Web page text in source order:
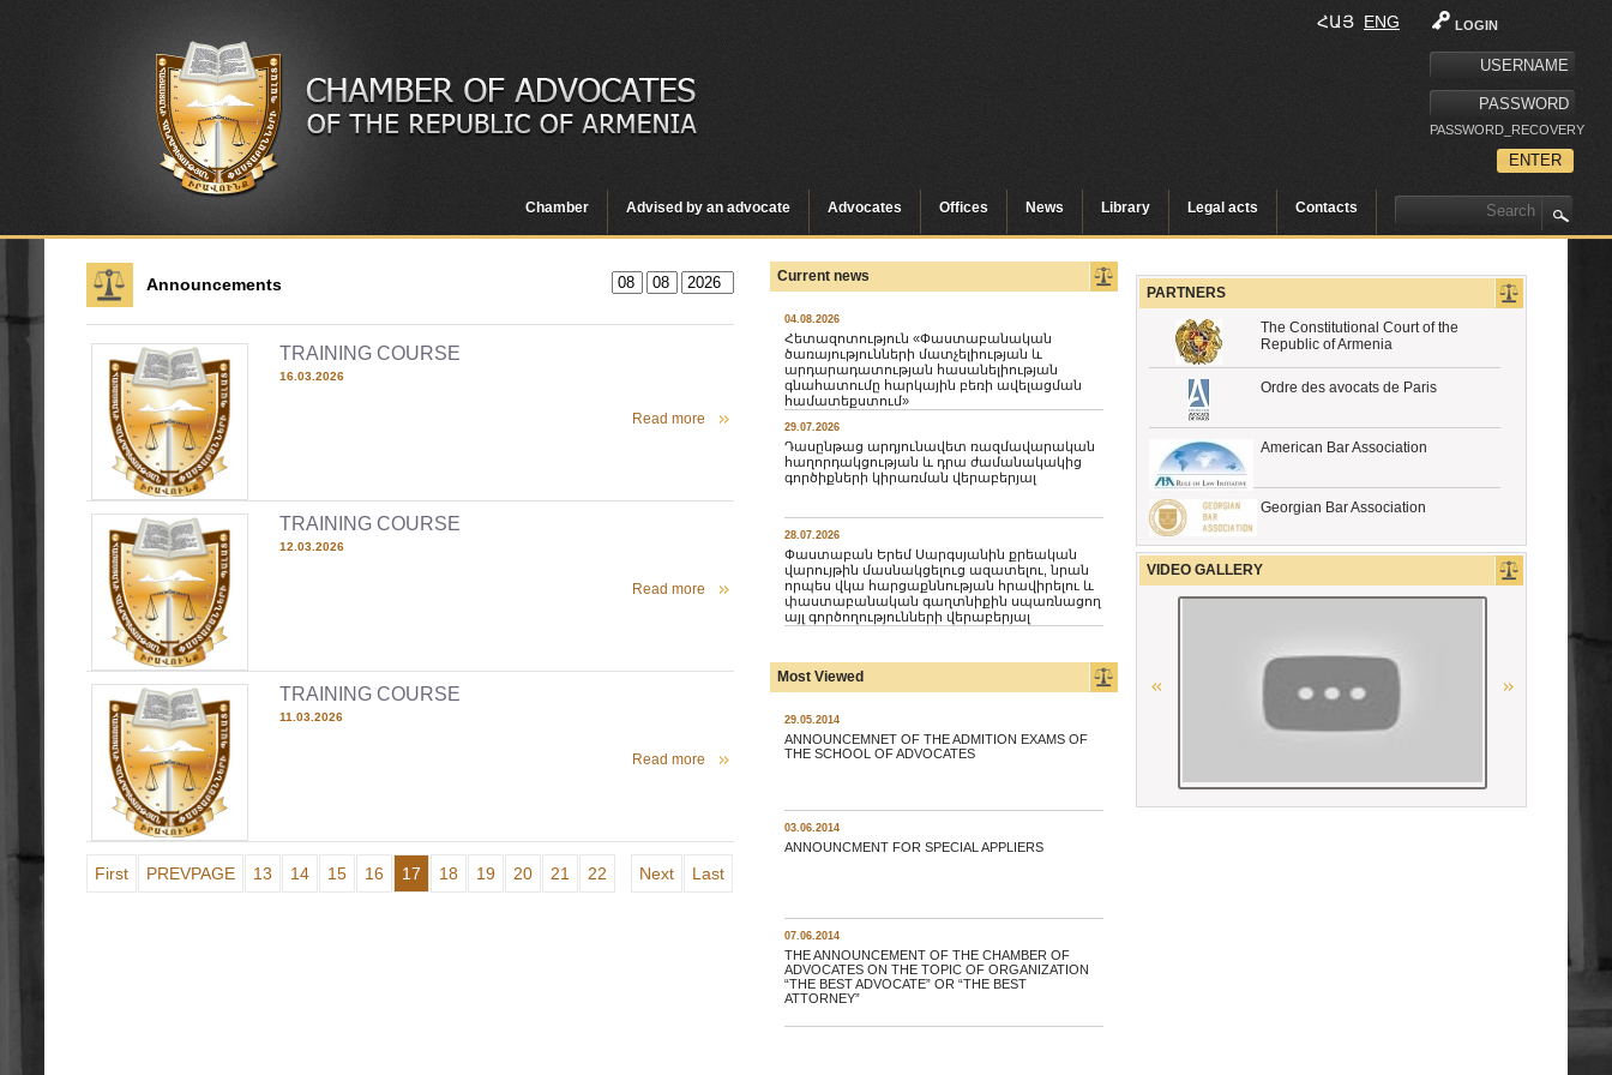
LOGIN
PASSWORD_RECOVERY
ՀԱՅ ENG
Chamber Advised by an advocate Advocates Offices News Library Legal acts Contacts
Announcements
TRAINING COURSE
16.03.2026
Read more
TRAINING COURSE
12.03.2026
Read more
TRAINING COURSE
11.03.2026
Read more
First PREVPAGE 13 14 15 16 17 18 19 20 21 22 Last
Next
Current news
04.08.2026
Հետազոտություն «Փաստաբանական
ծառայությունների մատչելիության և
արդարադատության հասանելիության
գնահատումը հարկային բեռի ավելացման
համատեքստում»
29.07.2026
Դասընթաց արդյունավետ ռազմավարական
հաղորդակցության և դրա ժամանակակից
գործիքների կիրառման վերաբերյալ
28.07.2026
Փաստաբան Երեմ Սարգսյանին քրեական
վարույթին մասնակցելուց ազատելու, նրան
որպես վկա հարցաքննության հրավիրելու և
փաստաբանական գաղտնիքին սպառնացող
այլ գործողությունների վերաբերյալ
Most Viewed
29.05.2014
ANNOUNCEMNET OF THE ADMITION EXAMS OF
THE SCHOOL OF ADVOCATES
03.06.2014
ANNOUNCMENT FOR SPECIAL APPLIERS
07.06.2014
THE ANNOUNCEMENT OF THE CHAMBER OF
ADVOCATES ON THE TOPIC OF ORGANIZATION
“THE BEST ADVOCATE” OR “THE BEST
ATTORNEY”
PARTNERS
The Constitutional Court of the
Republic of Armenia
Ordre des avocats de Paris
American Bar Association
Georgian Bar Association
Union Nationale des Carpa
Ordre des Avocats de Marseille
The Constitutional Court of the
VIDEO GALLERY